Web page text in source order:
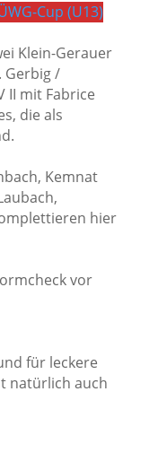
Cup (U13)
Klein-Gerauer
Gerbig /
II mit Fabrice
die als
Kemnat
hier
vor
für leckere
natürlich auch